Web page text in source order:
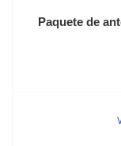
Paquete de